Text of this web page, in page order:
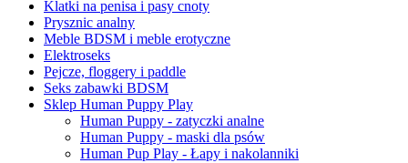
Klatki na penisa i pasy cnoty
Prysznic analny
Meble BDSM i meble erotyczne
Elektroseks
Pejcze, floggery i paddle
Seks zabawki BDSM
Sklep Human Puppy Play
Human Puppy - zatyczki analne
Human Puppy - maski dla psów
Human Pup Play - Łapy i nakolanniki